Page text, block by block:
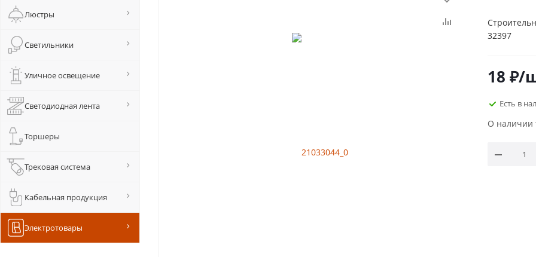
32397
18 ₽/
Есть в
О наличии
Люстры
Светильники
Уличное освещение
Светодиодная лента
Торшеры
Трековая система
Кабельная продукция
Электротовары